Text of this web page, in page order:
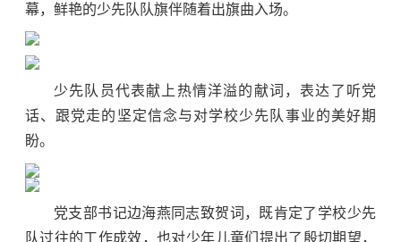
幕，鲜艳的少先队队旗伴随着出旗曲入场。
少先队员代表献上热情洋溢的献词，表达了听党
话、跟党走的坚定信念与对学校少先队事业的美好期
盼。
党支部书记边海燕同志致贺词，既肯定了学校少先
队过往的工作成效，也对少年儿童们提出了殷切期望，